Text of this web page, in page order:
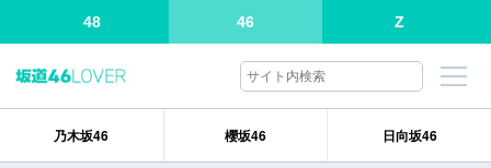
48 46 Z
乃木坂46 櫻坂46 日向坂46